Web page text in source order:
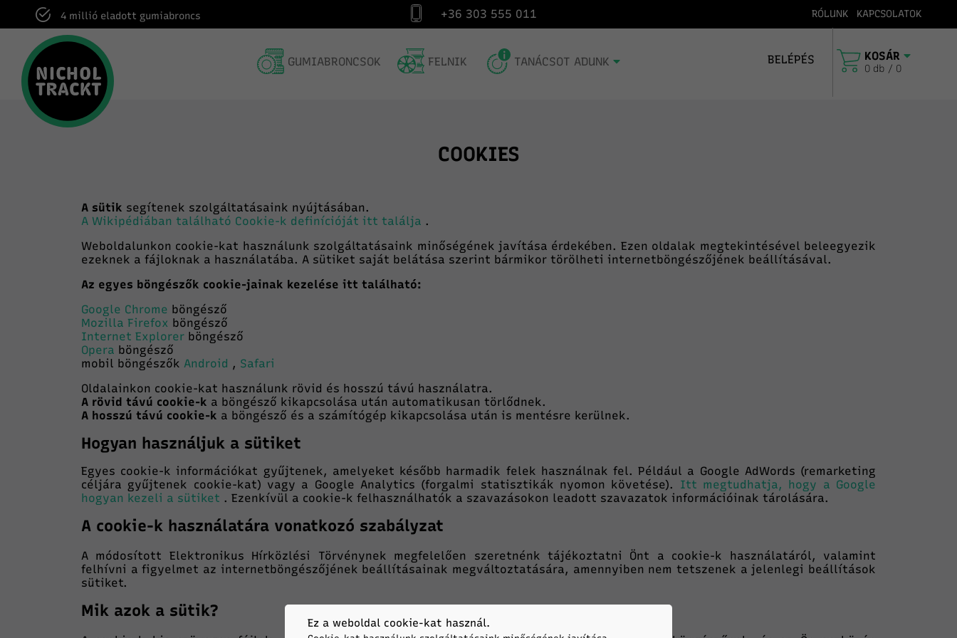
4 millió eladott gumiabroncs Kiszállítás Magyarország egész területére Szállítás
+36 303 555 011 RÓLUNK KAPCSOLATOK
GUMIABRONCSOK FELNIK TANÁCSOT ADUNK BELÉPÉS KOSÁR
0 db / 0
COOKIES
A sütik segítenek szolgáltatásaink nyújtásában.
A Wikipédiában található Cookie-k definícióját itt találja .
Weboldalunkon cookie-kat használunk szolgáltatásaink minőségének javítása érdekében. Ezen oldalak megtekintésével beleegyezik
ezeknek a fájloknak a használatába. A sütiket saját belátása szerint bármikor törölheti internetböngészőjének beállításával.
Az egyes böngészők cookie-jainak kezelése itt található:
Google Chrome böngésző
Mozilla Firefox böngésző
Internet Explorer böngésző
Opera böngésző
mobil böngészők Android , Safari
Oldalainkon cookie-kat használunk rövid és hosszú távú használatra.
A rövid távú cookie-k a böngésző kikapcsolása után automatikusan törlődnek.
A hosszú távú cookie-k a böngésző és a számítógép kikapcsolása után is mentésre kerülnek.
Hogyan használjuk a sütiket
Egyes cookie-k információkat gyűjtenek, amelyeket később harmadik felek használnak fel. Például a Google AdWords (remarketing
céljára gyűjtenek cookie-kat) vagy a Google Analytics (forgalmi statisztikák nyomon követése). Itt megtudhatja, hogy a Google
hogyan kezeli a sütiket . Ezenkívül a cookie-k felhasználhatók a szavazásokon leadott szavazatok információinak tárolására.
A cookie-k használatára vonatkozó szabályzat
A módosított Elektronikus Hírközlési Törvénynek megfelelően szeretnénk tájékoztatni Önt a cookie-k használatáról, valamint
felhívni a figyelmet az internetböngészőjének beállításainak megváltoztatására, amennyiben nem tetszenek a jelenlegi beállítások
sütiket.
Mik azok a sütik?
Ez a weboldal cookie-kat használ.